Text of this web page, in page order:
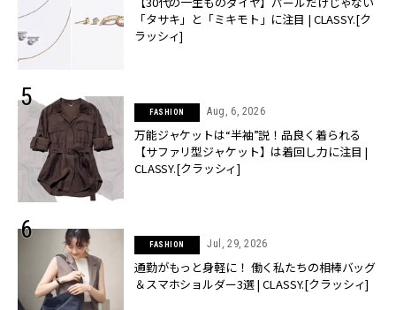
「タサキ」と「ミキモト」に注目 | CLASSY.[ク
ラッシィ]
FASHION Aug, 6, 2026
万能ジャケットは“半袖”説！品良く着られる
【サファリ型ジャケット】は着回し力に注目 |
CLASSY.[クラッシィ]
FASHION Jul, 29, 2026
通勤がもっと身軽に！ 働く私たちの相棒バッグ
＆スマホショルダー3選 | CLASSY.[クラッシィ]